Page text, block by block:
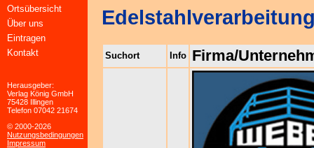
Ortsübersicht
Über uns
Eintragen
Kontakt
Herausgeber:
Verlag König GmbH
75428 Illingen
Telefon 07042 21674
© 2000-2026
Nutzungsbedingungen
Impressum
Suchort Info Firma/